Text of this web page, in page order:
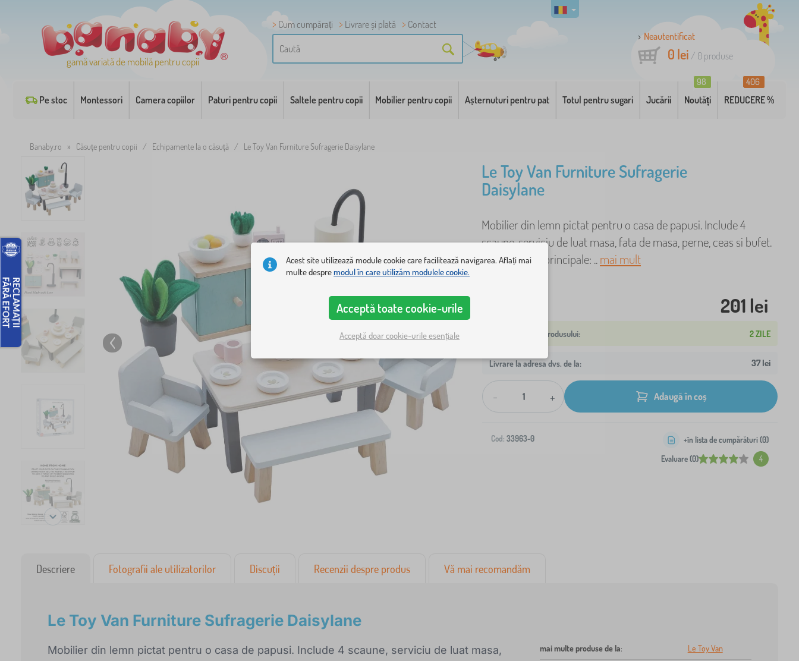
gamă variată de mobilă pentru copii
Cum cumpărați Livrare și plată
Contact
Neautentificat
0 lei / 0 produse
Pe stoc Montessori Camera copiilor Paturi pentru copii Saltele pentru copii Mobilier pentru copii Așternuturi pentru pat Totul pentru sugari Jucării Noutăți
98
REDUCERE %
406
Banaby.ro » Căsuțe pentru copii / Echipamente la o căsuță / Le Toy Van Furniture Sufragerie Daisylane
Le Toy Van Furniture Sufragerie
Daisylane
Mobilier din lemn pictat pentru o casa de papusi. Include 4
scaune, serviciu de luat masa, fata de masa, perne, ceas si bufet.
Caracteristici principale: ..mai mult
201 lei
2 ZILE
Livrare la adresa dvs. de la: 37 lei
- + Adaugă în coș
Cod: 33963-0
Evaluare (0) 4
+în lista de cumpărături (0)
Descriere Fotografii ale utilizatorilor Discuții Recenzii despre produs Vă mai recomandăm
Le Toy Van Furniture Sufragerie Daisylane
Mobilier din lemn pictat pentru o casa de papusi. Include 4 scaune, serviciu de luat masa,
mai multe produse de la: Le Toy Van
Acest site utilizează module cookie care facilitează navigarea. Aflați mai
multe despremodul în care utilizăm modulele cookie.
Acceptă toate cookie-urile
Acceptă doar cookie-urile esențiale